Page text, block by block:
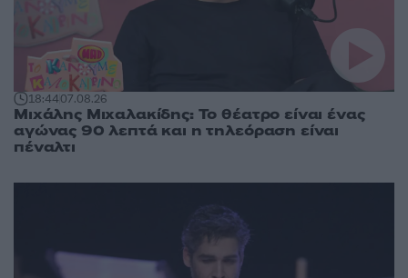
18:4407.08.26
Μιχάλης Μιχαλακίδης: Το θέατρο είναι ένας
αγώνας 90 λεπτά και η τηλεόραση είναι
πέναλτι